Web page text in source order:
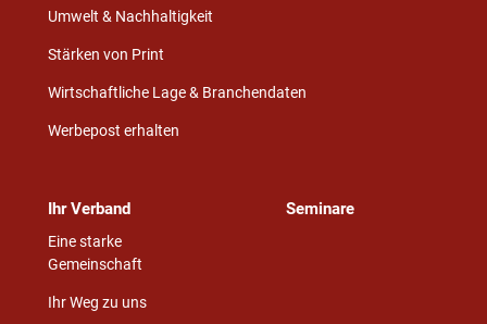
Umwelt & Nachhaltigkeit
Stärken von Print
Wirtschaftliche Lage & Branchendaten
Werbepost erhalten
Ihr Verband
Eine starke
Gemeinschaft
Ihr Weg zu uns
Seminare